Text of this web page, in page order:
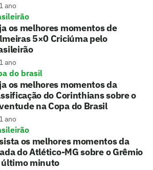
ano
os melhores momentos de
5×0 Criciúma pelo
ano
do brasil
os melhores momentos da
do Corinthians sobre o
na Copa do Brasil
ano
os melhores momentos da
do Atlético-MG sobre o Grêmio
último minuto